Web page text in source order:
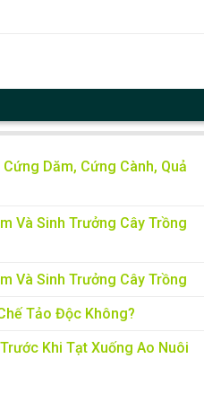
Dăm, Cứng Cành, Quả
Và Sinh Trưởng Cây Trồng
Và Sinh Trưởng Cây Trồng
Tảo Độc Không?
Khi Tạt Xuống Ao Nuôi